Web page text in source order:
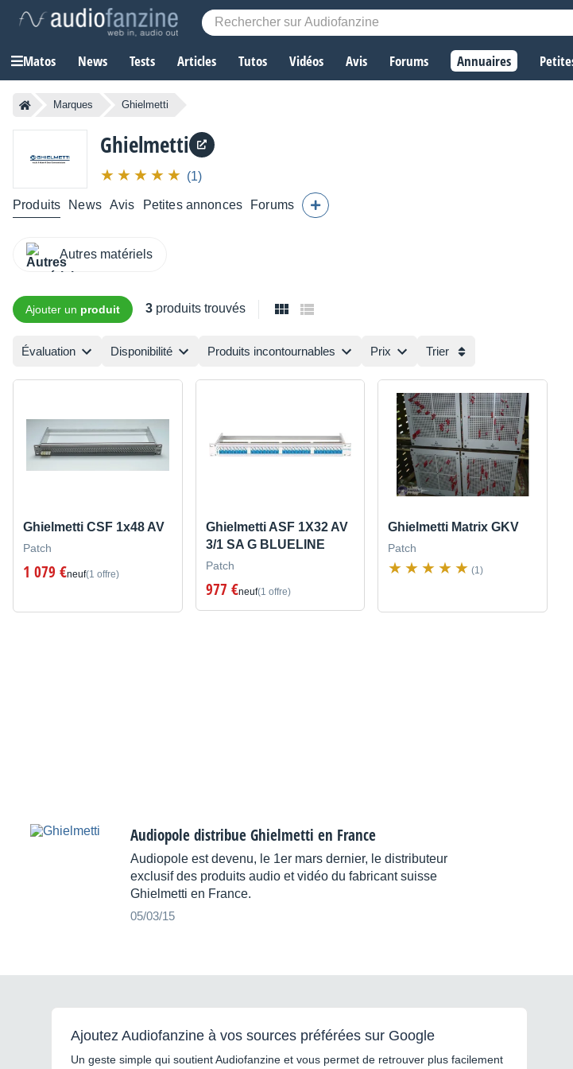
Matos News Tests Articles Tutos Vidéos Avis Forums Annuaires
Marques Ghielmetti
Ghielmetti
(1)
Produits News Avis Petites annonces Forums
Autres matériels
Ajouter un produit 3 produits trouvés
Évaluation Disponibilité Produits incontournables Prix Trier
Ghielmetti CSF 1x48 AV
Patch
1 079 €neuf(1 offre)
Ghielmetti ASF 1X32 AV
3/1 SA G BLUELINE
Patch
977 €neuf(1 offre)
Ghielmetti Matrix GKV
Patch
(1)
Audiopole distribue Ghielmetti en France
Audiopole est devenu, le 1er mars dernier, le distributeur
exclusif des produits audio et vidéo du fabricant suisse
Ghielmetti en France.
05/03/15
Ajoutez Audiofanzine à vos sources préférées sur Google
Un geste simple qui soutient Audiofanzine et vous permet de retrouver plus facilement